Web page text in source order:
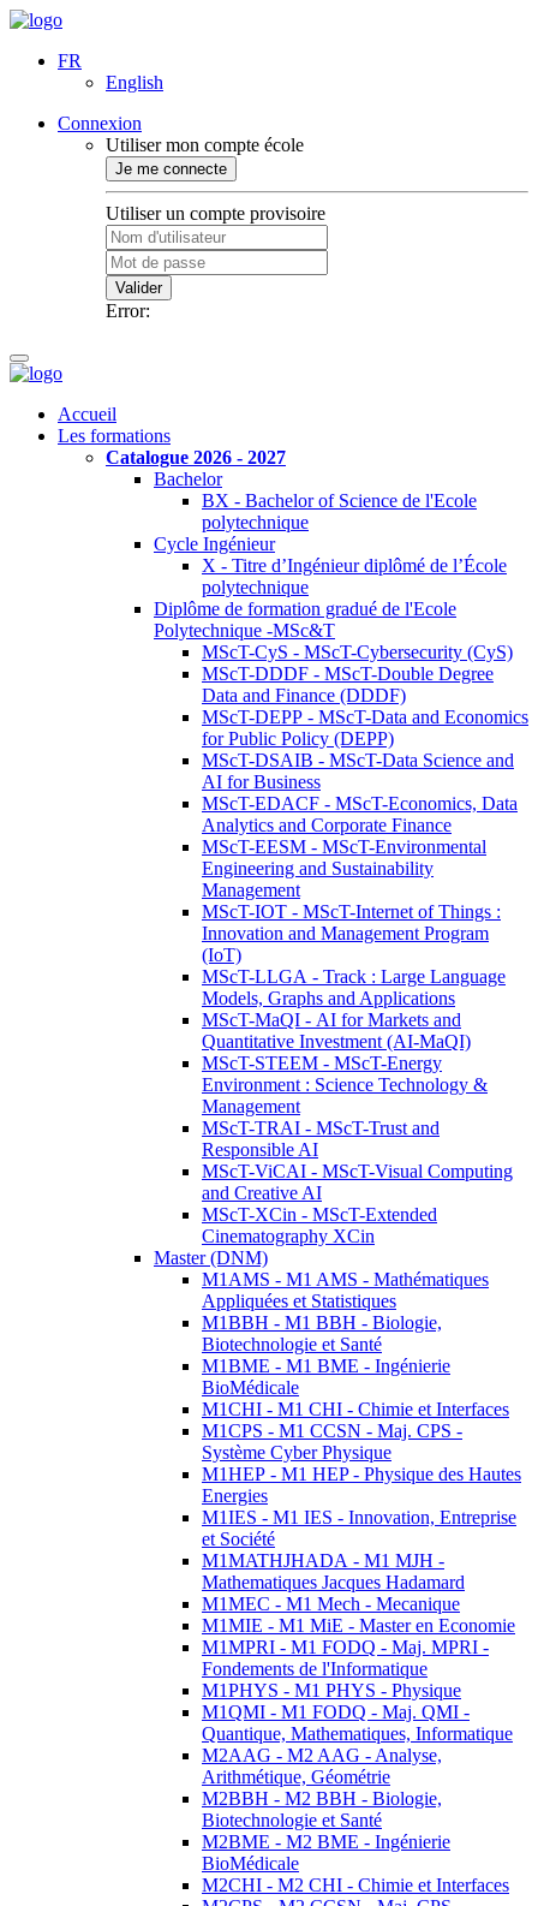
FR
English
Connexion
Utiliser mon compte école
Je me connecte
Utiliser un compte provisoire
Valider
Error:
Accueil
Les formations
Catalogue 2026 - 2027
Bachelor
BX - Bachelor of Science de l'Ecole
polytechnique
Cycle Ingénieur
X - Titre d’Ingénieur diplômé de l’École
polytechnique
Diplôme de formation gradué de l'Ecole
Polytechnique -MSc&T
MScT-CyS - MScT-Cybersecurity (CyS)
MScT-DDDF - MScT-Double Degree
Data and Finance (DDDF)
MScT-DEPP - MScT-Data and Economics
for Public Policy (DEPP)
MScT-DSAIB - MScT-Data Science and
AI for Business
MScT-EDACF - MScT-Economics, Data
Analytics and Corporate Finance
MScT-EESM - MScT-Environmental
Engineering and Sustainability
Management
MScT-IOT - MScT-Internet of Things :
Innovation and Management Program
(IoT)
MScT-LLGA - Track : Large Language
Models, Graphs and Applications
MScT-MaQI - AI for Markets and
Quantitative Investment (AI-MaQI)
MScT-STEEM - MScT-Energy
Environment : Science Technology &
Management
MScT-TRAI - MScT-Trust and
Responsible AI
MScT-ViCAI - MScT-Visual Computing
and Creative AI
MScT-XCin - MScT-Extended
Cinematography XCin
Master (DNM)
M1AMS - M1 AMS - Mathématiques
Appliquées et Statistiques
M1BBH - M1 BBH - Biologie,
Biotechnologie et Santé
M1BME - M1 BME - Ingénierie
BioMédicale
M1CHI - M1 CHI - Chimie et Interfaces
M1CPS - M1 CCSN - Maj. CPS -
Système Cyber Physique
M1HEP - M1 HEP - Physique des Hautes
Energies
M1IES - M1 IES - Innovation, Entreprise
et Société
M1MATHJHADA - M1 MJH -
Mathematiques Jacques Hadamard
M1MEC - M1 Mech - Mecanique
M1MIE - M1 MiE - Master en Economie
M1MPRI - M1 FODQ - Maj. MPRI -
Fondements de l'Informatique
M1PHYS - M1 PHYS - Physique
M1QMI - M1 FODQ - Maj. QMI -
Quantique, Mathematiques, Informatique
M2AAG - M2 AAG - Analyse,
Arithmétique, Géométrie
M2BBH - M2 BBH - Biologie,
Biotechnologie et Santé
M2BME - M2 BME - Ingénierie
BioMédicale
M2CHI - M2 CHI - Chimie et Interfaces